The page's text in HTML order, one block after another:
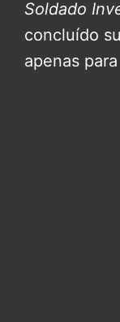
Soldado
concluído
apenas